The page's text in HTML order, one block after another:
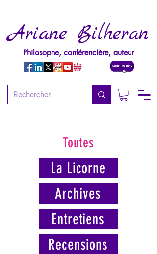
Ariane Bilheran
Philosophe, conférencière, auteur
Toutes
La Licorne
Archives
Entretiens
Recensions